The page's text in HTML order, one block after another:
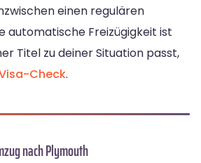
einen regulären
automatische Freizügigkeit ist
Titel zu deiner Situation passt,
Check.
nach Plymouth